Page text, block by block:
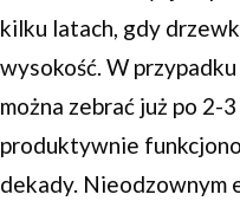
kilku latach, gdy
wysokość. W
można zebrać już po 2-
produktywnie
dekady. Nieodzownym